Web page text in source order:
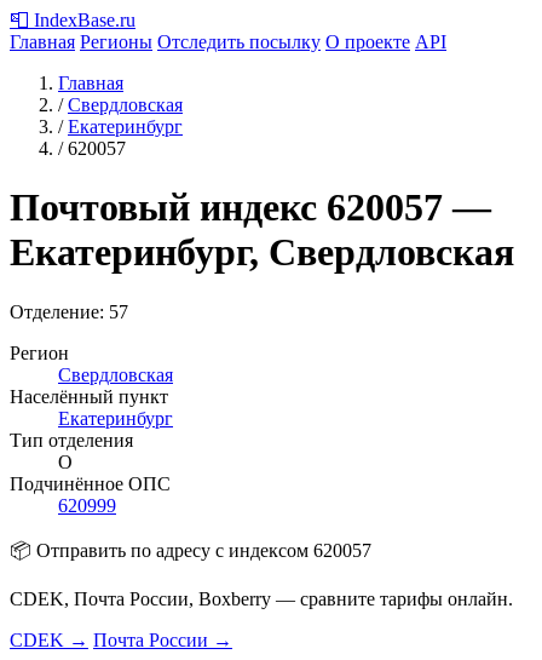
📮 IndexBase.ru
Главная Регионы Отследить посылку О проекте API
Главная
/ Свердловская
/ Екатеринбург
/ 620057
Почтовый индекс 620057 —
Екатеринбург, Свердловская
Отделение: 57
Регион
Свердловская
Населённый пункт
Екатеринбург
Тип отделения
О
Подчинённое ОПС
620999
📦 Отправить по адресу с индексом 620057
CDEK, Почта России, Boxberry — сравните тарифы онлайн.
CDEK → Почта России →